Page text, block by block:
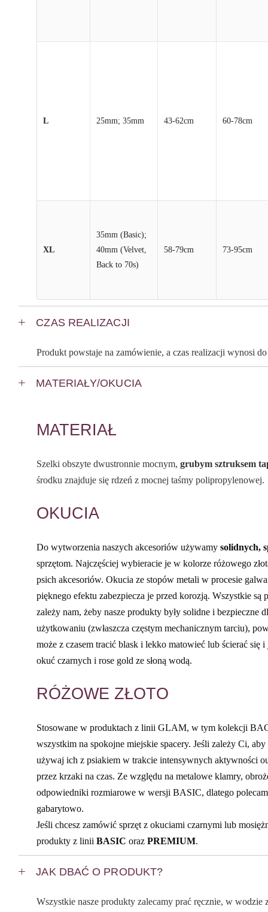
L 25mm; 35mm 43-62cm 60-78cm
XL
35mm (Basic);
40mm (Velvet,
Back to 70s)
58-79cm 73-95cm
CZAS REALIZACJI
Produkt powstaje na zamówienie, a czas realizacji wynosi
MATERIAŁY/OKUCIA
MATERIAŁ
Szelki obszyte dwustronnie mocnym, grubym sztruksem
środku znajduje się rdzeń z mocnej taśmy polipropylenowej.
OKUCIA
Do wytworzenia naszych akcesoriów używamysolidnych,
sprzętom. Najczęściej wybieracie je w kolorze różowego
psich akcesoriów. Okucia ze stopów metali w procesie
pięknego efektu zabezpiecza je przed korozją. Wszystkie
zależy nam, żeby nasze produkty były solidne i
użytkowaniu (zwłaszcza częstym mechanicznym tarciu),
może z czasem tracić blask i lekko matowieć lub ścierać się
okuć czarnych i rose gold ze słoną wodą.
RÓŻOWE ZŁOTO
Stosowane w produktach z linii GLAM, w tym kolekcji
wszystkim na spokojne miejskie spacery. Jeśli zależy Ci,
używaj ich z psiakiem w trakcie intensywnych aktywności
przez krzaki na czas. Ze względu na metalowe klamry,
odpowiedniki rozmiarowe w wersji BASIC, dlatego
gabarytowo.
Jeśli chcesz zamówić sprzęt z okuciami czarnymi lub
produkty z liniiBASIC orazPREMIUM.
JAK DBAĆ O PRODUKT?
Wszystkie nasze produkty zalecamy prać ręcznie, w wodzie